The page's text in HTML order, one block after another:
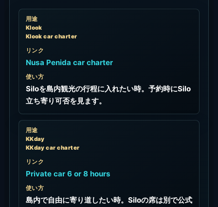
用途
Klook
Klook car charter
リンク
Nusa Penida car charter
使い方
Siloを島内観光の行程に入れたい時。予約時にSilo
立ち寄り可否を見ます。
用途
KKday
KKday car charter
リンク
Private car 6 or 8 hours
使い方
島内で自由に寄り道したい時。Siloの席は別で公式